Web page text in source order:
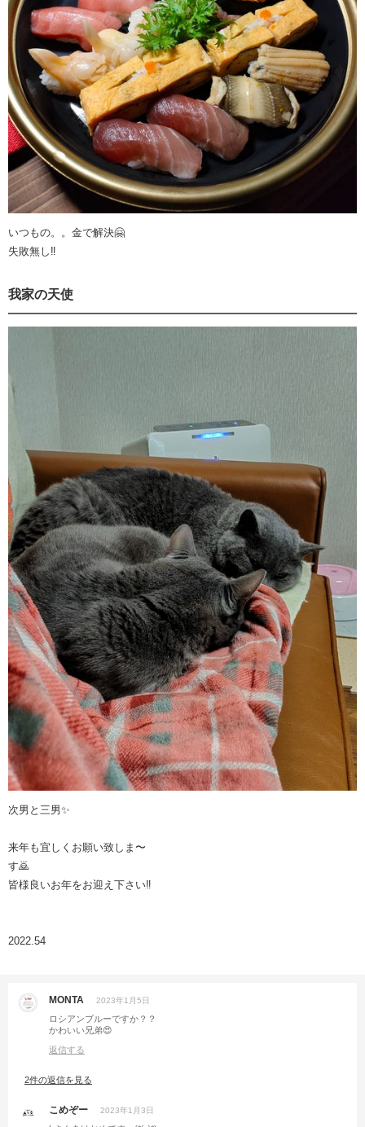
いつもの。。金で解決🤗
失敗無し‼️
我家の天使
次男と三男✨
来年も宜しくお願い致しま〜
す🙇
皆様良いお年をお迎え下さい‼️
2022.54
MONTA 2023年1月5日
ロシアンブルーですか？？
かわいい兄弟😍
返信する
2件の返信を見る
こめぞー 2023年1月3日